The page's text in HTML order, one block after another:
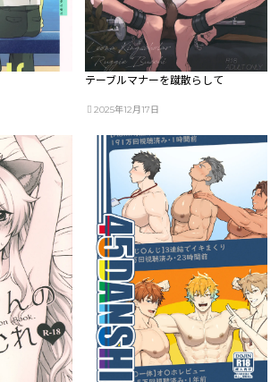
テーブルマナーを蹴散らして
2025年12月17日